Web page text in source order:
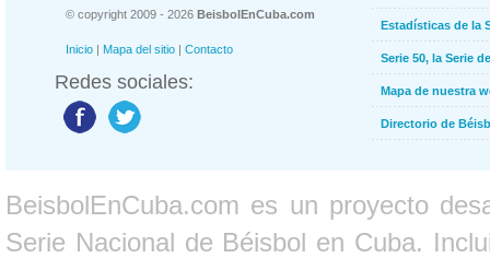
© copyright 2009 - 2026 BeisbolEnCuba.com
Inicio | Mapa del sitio | Contacto
Redes sociales:
Estadísticas de la
Serie 50, la Serie
Mapa de nuestra
Directorio de
BeisbolEnCuba.com es un proyecto
Serie Nacional de Béisbol en Cuba.